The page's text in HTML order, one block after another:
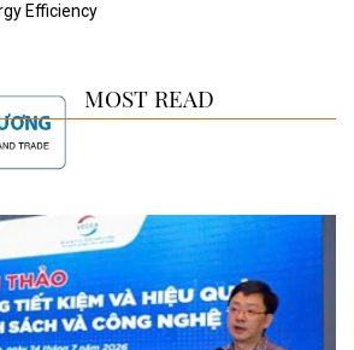
Efficiency
MOST READ